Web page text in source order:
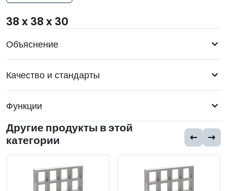
38 x 38 x 30
Объяснение
Качество и стандарты
Функции
Другие продукты в этой
категории